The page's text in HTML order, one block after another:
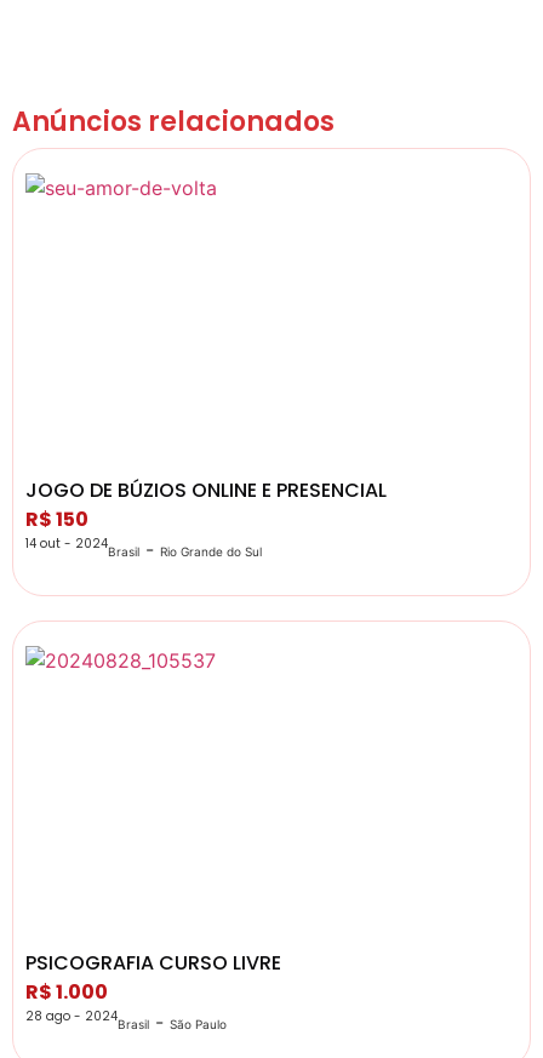
Anúncios relacionados
JOGO DE BÚZIOS ONLINE E PRESENCIAL
R$ 150
14 out - 2024Brasil - Rio Grande do Sul
PSICOGRAFIA CURSO LIVRE
R$ 1.000
28 ago - 2024Brasil - São Paulo